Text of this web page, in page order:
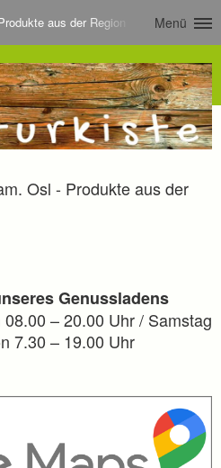
aus der Region Menü
Osl - Produkte aus der
Genussladens
– 20.00 Uhr / Samstag
7.30 – 19.00 Uhr